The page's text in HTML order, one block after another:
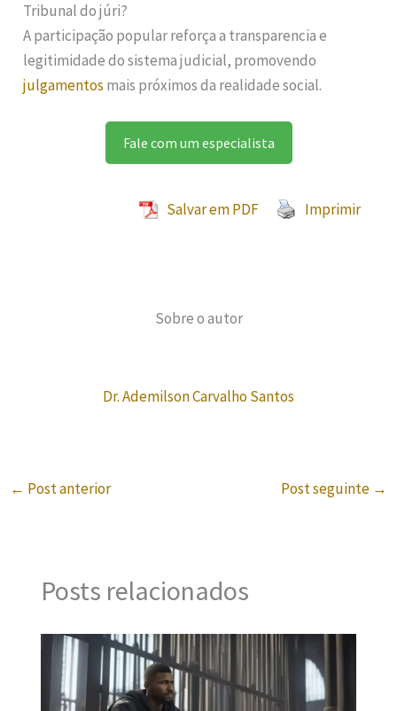
Tribunal do júri?
A participação popular reforça a transparencia e
legitimidade do sistema judicial, promovendo
julgamentos mais próximos da realidade social.
Fale com um especialista
Salvar em PDF Imprimir
Sobre o autor
Dr. Ademilson Carvalho Santos
← Post anterior Post seguinte →
Posts relacionados